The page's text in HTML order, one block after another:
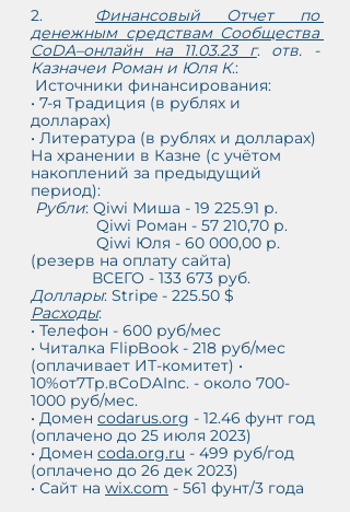
2. Финансовый Отчет по
денежным средствам Сообщества
CoDA–онлайн на 11.03.23 г. отв. -
Казначеи Роман и Юля К.:
Источники финансирования:
• 7-я Традиция (в рублях и
долларах)
• Литература (в рублях и долларах)
На хранении в Казне (с учётом
накоплений за предыдущий
период):
Рубли: Qiwi Миша - 19 225.91 р.
               Qiwi Роман - 57 210,70 р.
(резерв на оплату сайта)
              ВСЕГО - 133 673 руб.
Доллары: Stripe - 225.50 $
Расходы:
• Телефон - 600 руб/мес
• Читалка FlipBook - 218 руб/мес
(оплачивает ИТ-комитет) •
10%от7Тр.вCoDAInc. - около 700-
1000 руб/мес.
• Домен codarus.org - 12.46 фунт год
(оплачено до 25 июля 2023)
• Домен coda.org.ru - 499 руб/год
(оплачено до 26 дек 2023)
• Сайт на wix.com - 561 фунт/3 года